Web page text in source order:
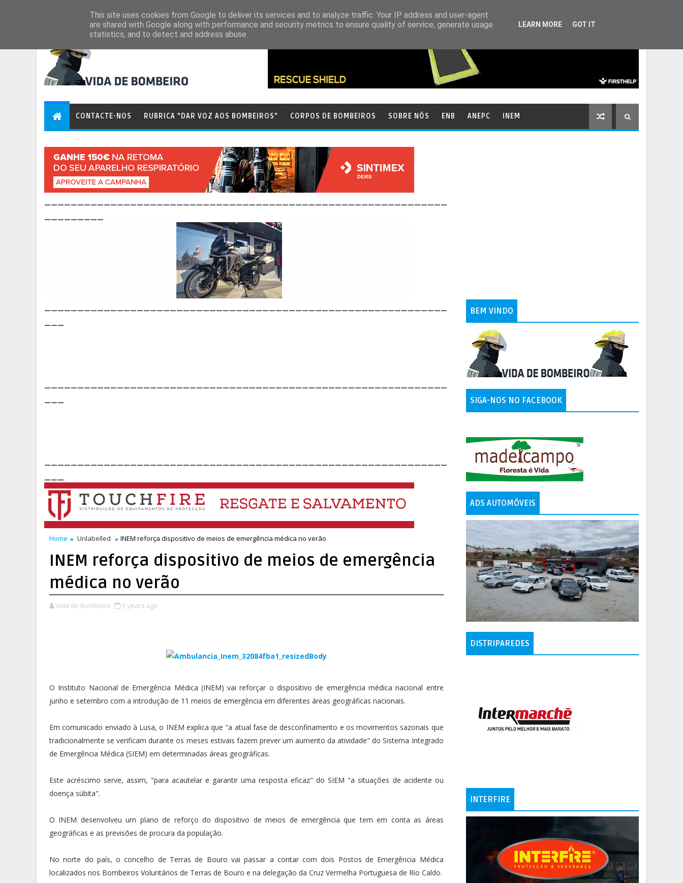
CONTACTE-NOS RUBRICA "DAR VOZ AOS BOMBEIROS" CORPOS DE BOMBEIROS SOBRE NÓS ENB ANEPC INEM
Home Unlabelled INEM reforça dispositivo de meios de emergência médica no verão
INEM reforça dispositivo de meios de emergência
médica no verão
Vida de Bombeiro 5 years ago
O Instituto Nacional de Emergência Médica (INEM) vai reforçar o dispositivo de emergência médica nacional entre
junho e setembro com a introdução de 11 meios de emergência em diferentes áreas geográficas nacionais.
Em comunicado enviado à Lusa, o INEM explica que "a atual fase de desconfinamento e os movimentos sazonais que
tradicionalmente se verificam durante os meses estivais fazem prever um aumento da atividade" do Sistema Integrado
de Emergência Médica (SIEM) em determinadas áreas geográficas.
Este acréscimo serve, assim, "para acautelar e garantir uma resposta eficaz" do SIEM "a situações de acidente ou
doença súbita".
O INEM desenvolveu um plano de reforço do dispositivo de meios de emergência que tem em conta as áreas
geográficas e as previsões de procura da população.
No norte do país, o concelho de Terras de Bouro vai passar a contar com dois Postos de Emergência Médica
localizados nos Bombeiros Voluntários de Terras de Bouro e na delegação da Cruz Vermelha Portuguesa de Rio Caldo.
BEM VINDO
SIGA-NOS NO FACEBOOK
ADS AUTOMÓVEIS
DISTRIPAREDES
INTERFIRE
This site uses cookies from Google to deliver its services and to analyze traffic. Your IP address and user-agent
are shared with Google along with performance and security metrics to ensure quality of service, generate usage
statistics, and to detect and address abuse.
LEARN MORE GOT IT